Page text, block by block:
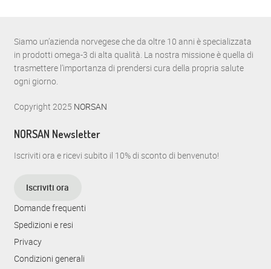
Siamo un’azienda norvegese che da oltre 10 anni è specializzata
in prodotti omega-3 di alta qualità. La nostra missione è quella di
trasmettere l’importanza di prendersi cura della propria salute
ogni giorno.
Copyright 2025 NORSAN
NORSAN Newsletter
Iscriviti ora e ricevi subito il 10% di sconto di benvenuto!
Iscriviti ora
Domande frequenti
Spedizioni e resi
Privacy
Condizioni generali